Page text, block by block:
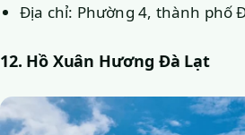
Địa chỉ: Phường 4, thành phố
12. Hồ Xuân Hương Đà Lạt